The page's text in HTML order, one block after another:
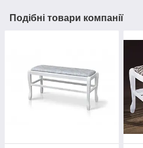
Подібні товари компанії